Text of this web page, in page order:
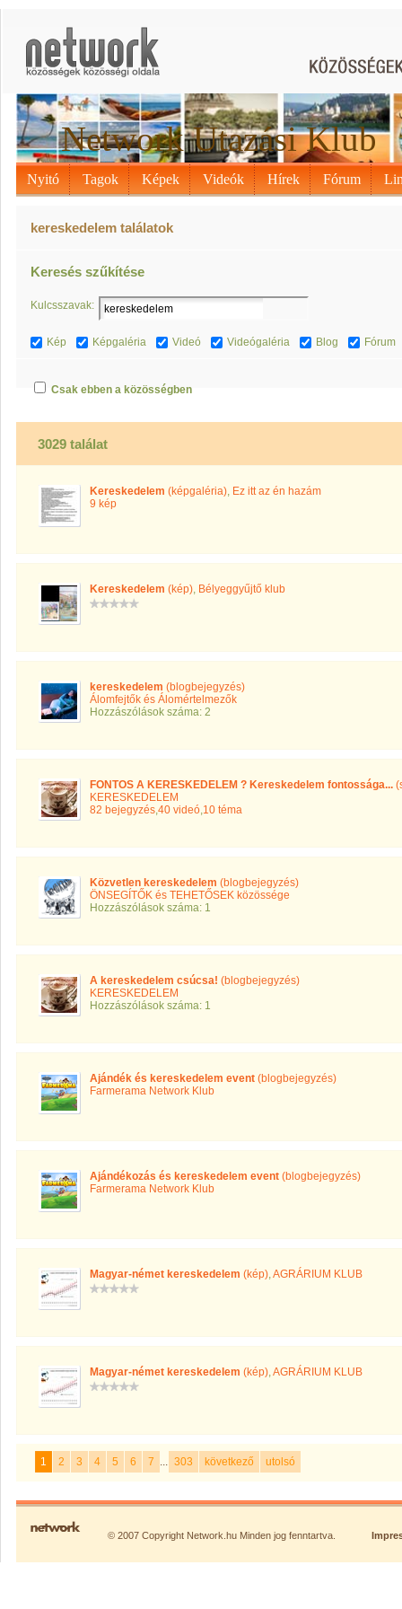
Network Utazási Klub
Nyitó Tagok Képek Videók Hírek Fórum
kereskedelem találatok
Keresés szűkítése
Kulcsszavak:
Kép Képgaléria Videó Videógaléria Blog Fórum
Csak ebben a közösségben
3029 találat
Kereskedelem (képgaléria), Ez itt az én hazám
9 kép
Kereskedelem (kép), Bélyeggyűjtő klub
kereskedelem (blogbejegyzés)
Álomfejtők és Álomértelmezők
Hozzászólások száma: 2
FONTOS A KERESKEDELEM ? Kereskedelem fontossága...
KERESKEDELEM
82 bejegyzés,40 videó,10 téma
Közvetlen kereskedelem (blogbejegyzés)
ÖNSEGÍTŐK és TEHETŐSEK közössége
Hozzászólások száma: 1
A kereskedelem csúcsa! (blogbejegyzés)
KERESKEDELEM
Hozzászólások száma: 1
Ajándék és kereskedelem event (blogbejegyzés)
Farmerama Network Klub
Ajándékozás és kereskedelem event (blogbejegyzés)
Farmerama Network Klub
Magyar-német kereskedelem (kép),AGRÁRIUM KLUB
Magyar-német kereskedelem (kép),AGRÁRIUM KLUB
1 2 3 4 5 6 7 ... 303 következő utolsó
© 2007 Copyright Network.hu Minden jog fenntartva.